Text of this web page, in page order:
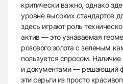
критически важно, однако
уровне высоких стандартов
здесь играют роль
актив — это узнаваемая
розового золота с зеленым
пользуется спросом. Наличие
и документами — решающий
эти серьги из просто